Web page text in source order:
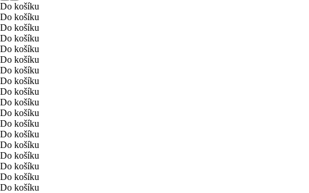
Do košíku
Do košíku
Do košíku
Do košíku
Do košíku
Do košíku
Do košíku
Do košíku
Do košíku
Do košíku
Do košíku
Do košíku
Do košíku
Do košíku
Do košíku
Do košíku
Do košíku
Do košíku